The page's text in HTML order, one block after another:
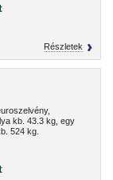
Részletek
kb. 43.3 kg, egy
524 kg.